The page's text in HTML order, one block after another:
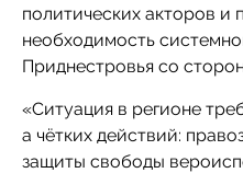
политических акторов и
необходимость
Приднестровья со
«Ситуация в регионе
а чётких действий:
защиты свободы